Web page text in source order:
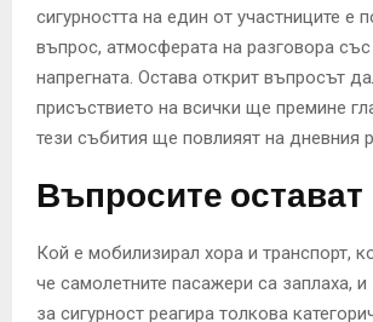
сигурността на един от участниците е
въпрос, атмосферата на разговора
напрегната. Остава открит въпросът
присъствието на всички ще премине
тези събития ще повлияят на дневния
Въпросите остават
Кой е мобилизирал хора и транспорт,
че самолетните пасажери са заплаха,
за сигурност реагира толкова